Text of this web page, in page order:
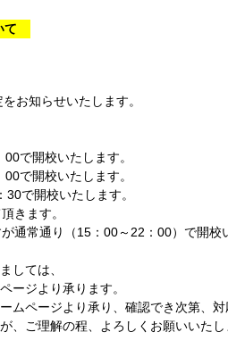
て
お知らせいたします。
で開校いたします。
で開校いたします。
で開校いたします。
きます。
通常通り（15：00～22：00）で開校
しては、
ージより承ります。
ムページより承り、確認でき次第、対
、ご理解の程、よろしくお願いいたし